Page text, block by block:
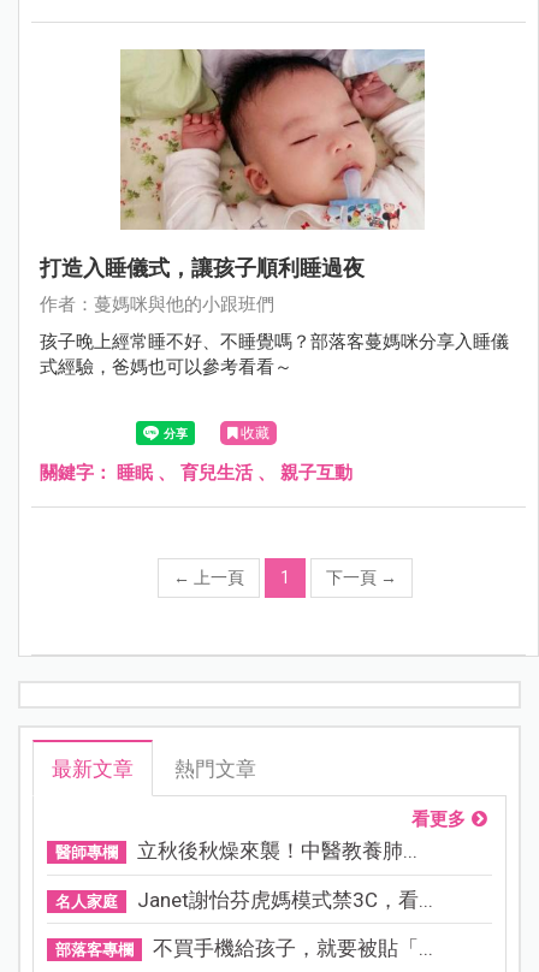
打造入睡儀式，讓孩子順利睡過夜
作者：蔓媽咪與他的小跟班們
孩子晚上經常睡不好、不睡覺嗎？部落客蔓媽咪分享入睡儀
式經驗，爸媽也可以參考看看～
收藏
關鍵字： 睡眠、 育兒生活、 親子互動
← 上一頁 1 下一頁 →
最新文章 熱門文章
看更多
醫師專欄 立秋後秋燥來襲！中醫教養肺...
名人家庭 Janet謝怡芬虎媽模式禁3C，看...
部落客專欄 不買手機給孩子，就要被貼「...